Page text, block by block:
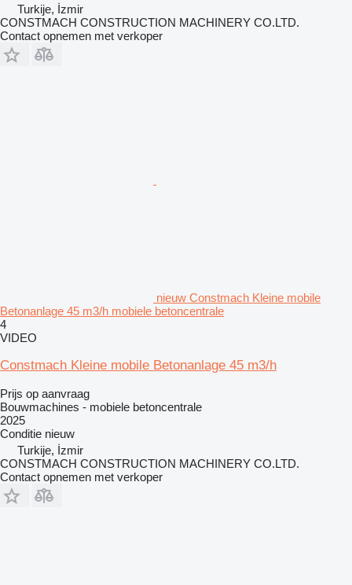
Turkije, İzmir
CONSTMACH CONSTRUCTION MACHINERY CO.LTD.
Contact opnemen met verkoper
nieuw Constmach Kleine mobile
Betonanlage 45 m3/h mobiele betoncentrale
4
VIDEO
Constmach Kleine mobile Betonanlage 45 m3/h
Prijs op aanvraag
Bouwmachines - mobiele betoncentrale
2025
Conditie nieuw
Turkije, İzmir
CONSTMACH CONSTRUCTION MACHINERY CO.LTD.
Contact opnemen met verkoper